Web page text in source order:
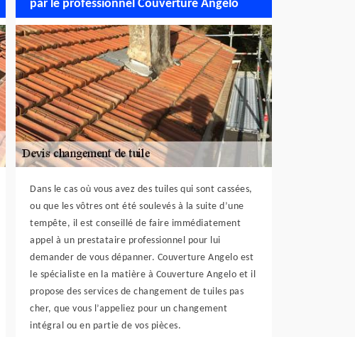
par le professionnel Couverture Angelo
Dans le cas où vous avez des tuiles qui sont cassées,
ou que les vôtres ont été soulevés à la suite d’une
tempête, il est conseillé de faire immédiatement
appel à un prestataire professionnel pour lui
demander de vous dépanner. Couverture Angelo est
le spécialiste en la matière à Couverture Angelo et il
propose des services de changement de tuiles pas
cher, que vous l’appeliez pour un changement
intégral ou en partie de vos pièces.